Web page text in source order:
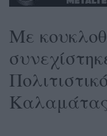
Με
Καλαμάτας